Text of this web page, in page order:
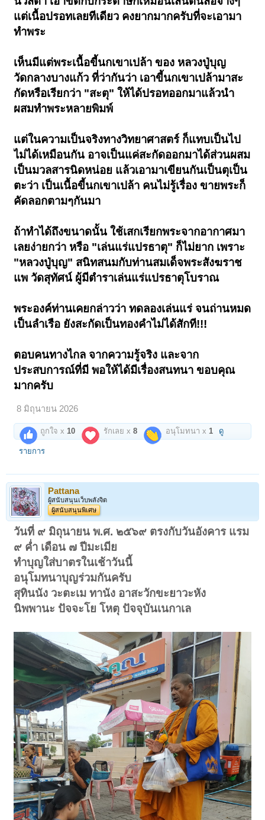
แต่เนื้อปรอทเลยทีเดียว คงยากมากครับที่จะเอามา
ทำพระ
เห็นมีแต่พระเนื้อขี้นกเขาเปล้า ของ หลวงปู่บุญ
วัดกลางบางแก้ว ที่ว่ากันว่า เอาขี้นกเขาเปล้ามาสะ
กัดหรือเรียกว่า "สะตุ" ให้ได้ปรอทออกมาแล้วนำ
ผสมทำพระหลายพิมพ์
แต่ในความเป็นจริงทางวิทยาศาสตร์ ก็แทบเป็นไป
ไม่ได้เหมือนกัน อาจเป็นแค่สะกัดออกมาได้ส่วนผสม
เป็นมวลสารนิดหน่อย แล้วเอามาเขียนกันเป็นตุเป็น
ตะว่า เป็นเนื้อขี้นกเขาเปล้า คนไม่รู้เรื่อง ขายพระก็
คัดลอกตามๆกันมา
ถ้าทำได้ถึงขนาดนั้น ใช้เสกเรียกพระจากอากาศมา
เลยง่ายกว่า หรือ "เล่นแร่แปรธาตุ" ก็ไม่ยาก เพราะ
"หลวงปู่บุญ" สนิทสนมกับท่านสมเด็จพระสังฆราช
แพ วัดสุทัศน์ ผู้มีตำราเล่นแร่แปรธาตุโบราณ
พระองค์ท่านเคยกล่าวว่า ทดลองเล่นแร่ จนถ่านหมด
เป็นลำเรือ ยังสะกัดเป็นทองคำไม่ได้สักที!!!
ตอบคนทางไกล จากความรู้จริง และจาก
ประสบการณ์ที่มี พอให้ได้มีเรื่องสนทนา ขอบคุณ
มากครับ
8 มิถุนายน 2026
ถูกใจ x 10 รักเลย x8 อนุโมทนา x 1 ดู
รายการ
Pattana
ผู้สนับสนุนเว็บพลังจิต
ผู้สนับสนุนพิเศษ
วันที่ ๙ มิถุนายน พ.ศ. ๒๕๖๙ ตรงกับวันอังคาร แรม
๙ ค่ำ เดือน ๗ ปีมะเมีย
ทำบุญใส่บาตรในเช้าวันนี้
อนุโมทนาบุญร่วมกันครับ
สุทินนัง วะตะเม ทานัง อาสะวักขะยาวะหัง
นิพพานะ ปัจจะโย โหตุ ปัจจุบันเนกาเล